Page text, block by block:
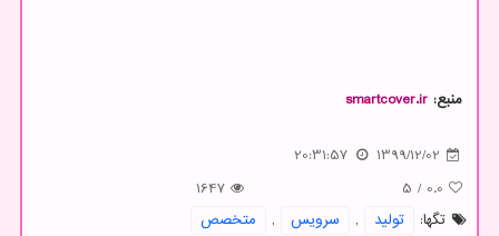
منبع: smartcover.ir
1399/12/02
20:31:57
0.0
/
5
1647
تگها:
تولید , سرویس ,
متخصص